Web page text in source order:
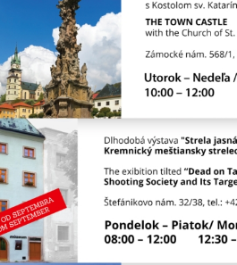
cookies
ktoré sa dočasne ukladajú vo vašom
k lepšej užívateľskej skúsenosti na
používame na poskytovanie
analýzu návštevnosti.
zariadení ukladať iba súbory
pre prevádzku týchto stránok.
cookie potrebujeme vaše
keď nám ho poskytnete a
stránky a služby zlepšovať. Svoj
na našom webe môžete